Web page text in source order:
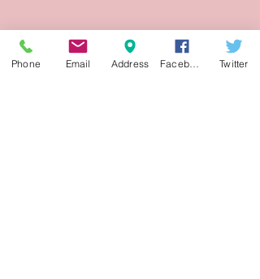
Phone Email Address Twitter